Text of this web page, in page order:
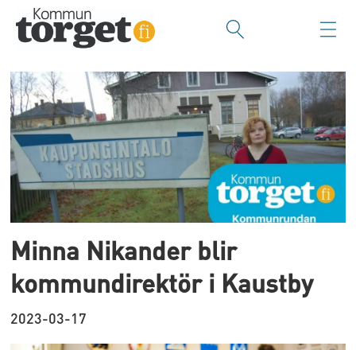
Tag:
minna
nikander
Minna Nikander blir
kommundirektör i Kaustby
2023-03-17